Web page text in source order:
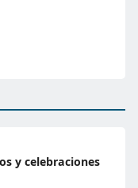
y celebraciones